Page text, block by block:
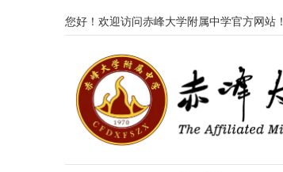
您好！欢迎访问赤峰大学附属中学官方网站！